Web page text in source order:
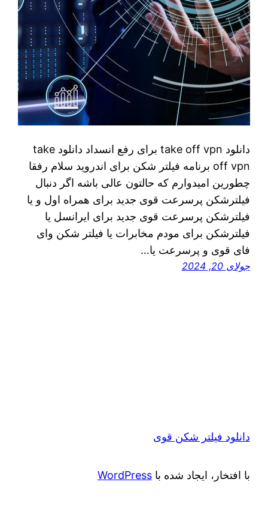
دانلود take off vpn برای رفع انسداد دانلود take
off vpn برنامه فیلتر شکن برای اندروید سلام رفقا
چطورین امیدوارم که حالتون عالی باشه اگر دنبال
فیلترشکن پرسرعت قوی جدید برای همراه اول و یا
فیلترشکن پرسرعت قوی جدید برای ایرانسل یا
فیلترشکن برای مودم مخابرات یا فیلتر شکن وای
فای قوی و پرسرعت یا…
جولای 20, 2024
دانلود فیلتر شکن قوی
با افتخار، ایجاد شده باWordPress